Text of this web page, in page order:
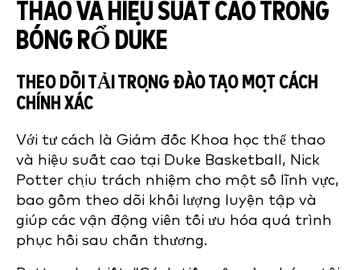
THAO VÀ HIỆU SUẤT CAO TRONG
BÓNG RỔ DUKE
THEO DÕI TẢI TRỌNG ĐÀO TẠO MỘT CÁCH
CHÍNH XÁC
Với tư cách là Giám đốc Khoa học thể thao
và hiệu suất cao tại Duke Basketball, Nick
Potter chịu trách nhiệm cho một số lĩnh vực,
bao gồm theo dõi khối lượng luyện tập và
giúp các vận động viên tối ưu hóa quá trình
phục hồi sau chấn thương.